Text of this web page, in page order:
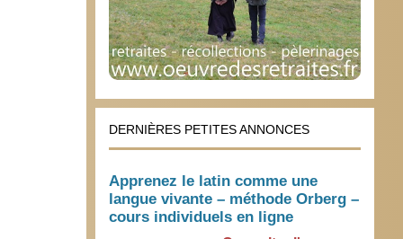
DERNIÈRES PETITES ANNONCES
Apprenez le latin comme une
langue vivante – méthode Orberg –
cours individuels en ligne